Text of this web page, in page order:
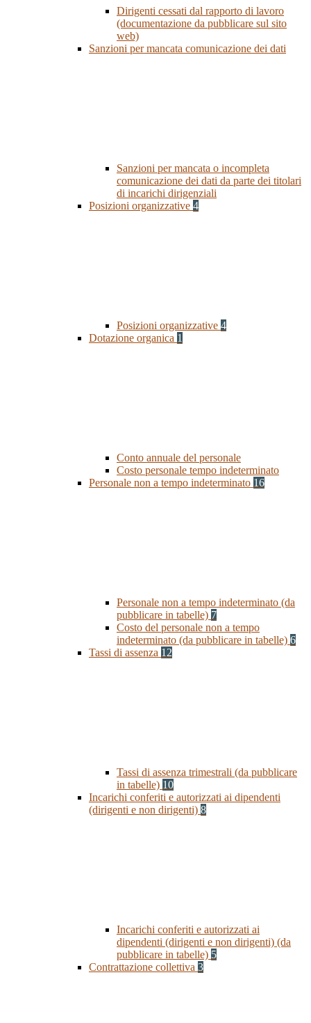
Dirigenti cessati dal rapporto di lavoro
(documentazione da pubblicare sul sito
web)
Sanzioni per mancata comunicazione dei dati
Sanzioni per mancata o incompleta
comunicazione dei dati da parte dei titolari
di incarichi dirigenziali
Posizioni organizzative 4
Posizioni organizzative 4
Dotazione organica 1
Conto annuale del personale
Costo personale tempo indeterminato
Personale non a tempo indeterminato 16
Personale non a tempo indeterminato (da
pubblicare in tabelle) 7
Costo del personale non a tempo
indeterminato (da pubblicare in tabelle) 6
Tassi di assenza 12
Tassi di assenza trimestrali (da pubblicare
in tabelle) 10
Incarichi conferiti e autorizzati ai dipendenti
(dirigenti e non dirigenti) 8
Incarichi conferiti e autorizzati ai
dipendenti (dirigenti e non dirigenti) (da
pubblicare in tabelle) 5
Contrattazione collettiva 3